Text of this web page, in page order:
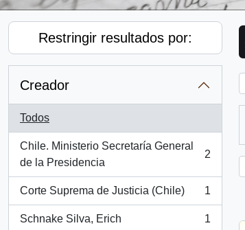
Restringir resultados por:
Creador
Todos
Chile. Ministerio Secretaría General
de la Presidencia
, 2 resultados
2
Corte Suprema de Justicia (Chile)
, 1 resultados
1
Schnake Silva, Erich
, 1 resultados
1